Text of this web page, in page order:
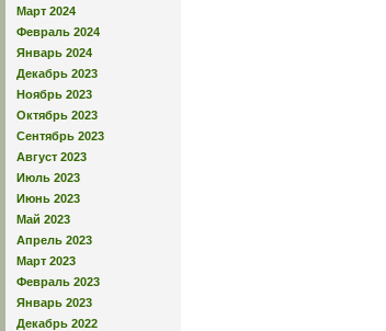
Март 2024
Февраль 2024
Январь 2024
Декабрь 2023
Ноябрь 2023
Октябрь 2023
Сентябрь 2023
Август 2023
Июль 2023
Июнь 2023
Май 2023
Апрель 2023
Март 2023
Февраль 2023
Январь 2023
Декабрь 2022